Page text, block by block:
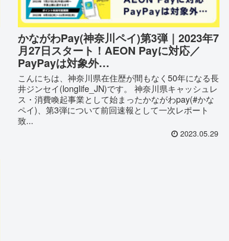
かながわPay(神奈川ペイ)第3弾｜2023年7
月27日スタート！AEON Payに対応／
PayPayは対象外…
こんにちは、神奈川県在住歴が間もなく50年になる長
井ジンセイ(longlife_JN)です。 神奈川県キャッシュレ
ス・消費喚起事業として始まったかながわpay(#かな
ペイ)、第3弾について前回速報として一次レポート
致...
2023.05.29